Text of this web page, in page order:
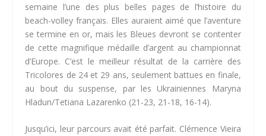
semaine l’une des plus belles pages de l’histoire du
beach-volley français. Elles auraient aimé que l’aventure
se termine en or, mais les Bleues devront se contenter
de cette magnifique médaille d’argent au championnat
d’Europe. C’est le meilleur résultat de la carrière des
Tricolores de 24 et 29 ans, seulement battues en finale,
au bout du suspense, par les Ukrainiennes Maryna
Hladun/Tetiana Lazarenko (21-23, 21-18, 16-14).
Jusqu’ici, leur parcours avait été parfait. Clémence Vieira